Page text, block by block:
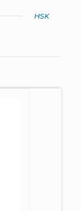
HSK